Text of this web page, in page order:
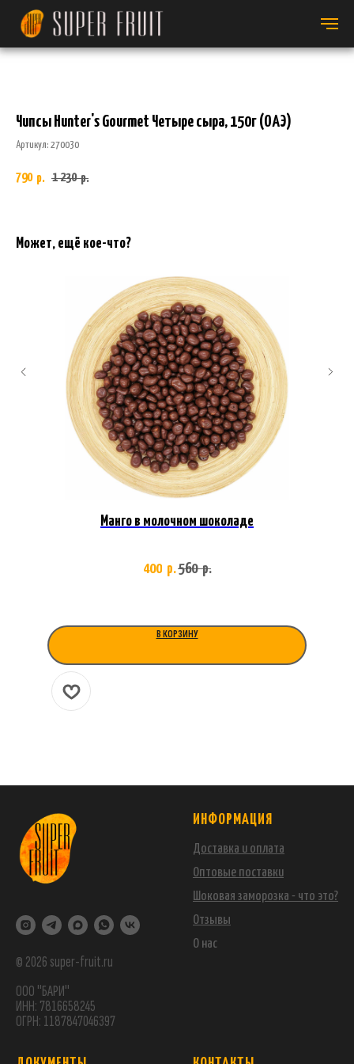
Чипсы Hunter's Gourmet Четыре сыра, 150г (ОАЭ)
Артикул: 270030
790 р. 1 230 р.
Может, ещё кое-что?
Манго в молочном шоколаде
400 р.560 р.
В КОРЗИНУ
© 2026 super-fruit.ru
ООО "БАРИ"
ИНН: 7816658245
ОГРН: 1187847046397
ИНФОРМАЦИЯ
Доставка и оплата
Оптовые поставки
Шоковая заморозка - что это?
Отзывы
О нас